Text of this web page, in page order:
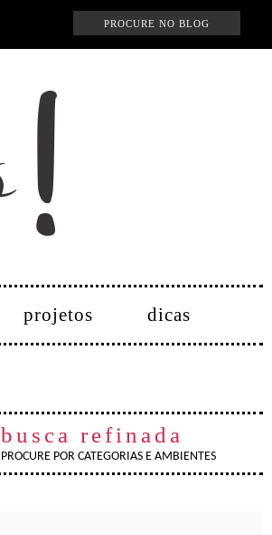
projetos dicas
busca refinada
PROCURE POR CATEGORIAS E AMBIENTES